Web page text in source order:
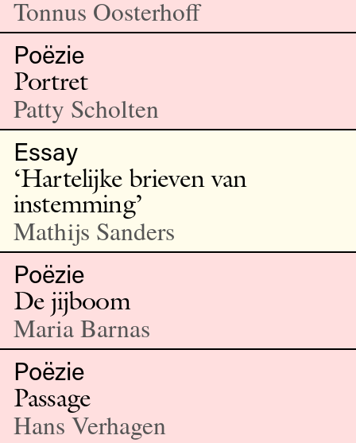
Tonnus Oosterhoff
Poëzie
Portret
Patty Scholten
Essay
‘Hartelijke brieven van
instemming’
Mathijs Sanders
Poëzie
De jijboom
Maria Barnas
Poëzie
Passage
Hans Verhagen